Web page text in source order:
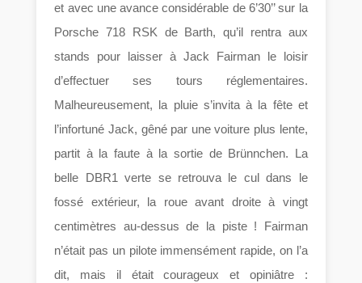
et avec une avance considérable de 6’30’’ sur la
Porsche 718 RSK de Barth, qu’il rentra aux
stands pour laisser à Jack Fairman le loisir
d’effectuer ses tours réglementaires.
Malheureusement, la pluie s’invita à la fête et
l’infortuné Jack, gêné par une voiture plus lente,
partit à la faute à la sortie de Brünnchen. La
belle DBR1 verte se retrouva le cul dans le
fossé extérieur, la roue avant droite à vingt
centimètres au-dessus de la piste ! Fairman
n’était pas un pilote immensément rapide, on l’a
dit, mais il était courageux et opiniâtre :